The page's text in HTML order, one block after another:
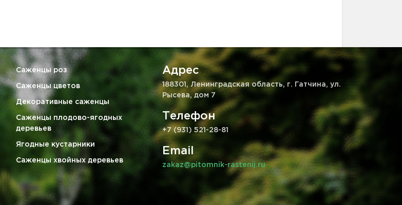
Саженцы роз
Саженцы цветов
Декоративные саженцы
Саженцы плодово-ягодных
деревьев
Ягодные кустарники
Саженцы хвойных деревьев
Адрес
188301, Ленинградская область, г. Гатчина, ул.
Рысева, дом 7
Телефон
+7 (931) 521-28-81
Email
zakaz@pitomnik-rastenij.ru